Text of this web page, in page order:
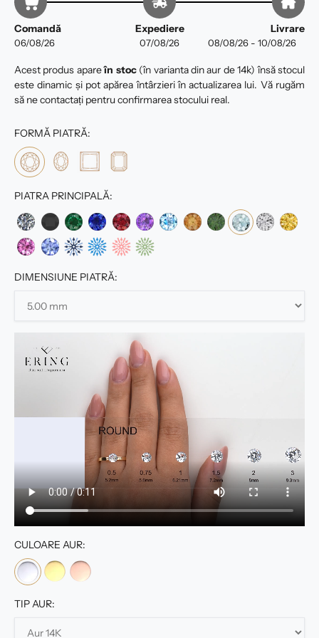
Comandă
06/08/26
Expediere
07/08/26
Livrare
08/08/26 - 10/08/26
Acest produs apareîn stoc(în varianta din aur de 14k) însă stocul
este dinamic și pot apărea întârzieri în actualizarea lui. Vă rugăm
să ne contactați pentru confirmarea stocului real.
FORMĂ PIATRĂ:
PIATRA PRINCIPALĂ:
DIMENSIUNE PIATRĂ:
CULOARE AUR:
TIP AUR: